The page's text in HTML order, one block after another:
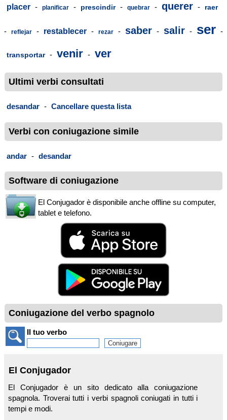
placer - planificar - prescindir - quebrar - querer - raer
- reflejar - restablecer - rezar - saber - salir - ser -
transportar - venir - ver
Ultimi verbi consultati
desandar - Cancellare questa lista
Verbi con coniugazione simile
andar - desandar
Software di coniugazione
El Conjugador è disponibile anche offline su computer,
tablet e telefono.
Coniugazione del verbo spagnolo
Il tuo verbo
El Conjugador
El Conjugador è un sito dedicato alla coniugazione
spagnola. Troverai tutti i verbi spagnoli coniugati in tutti i
tempi e modi.